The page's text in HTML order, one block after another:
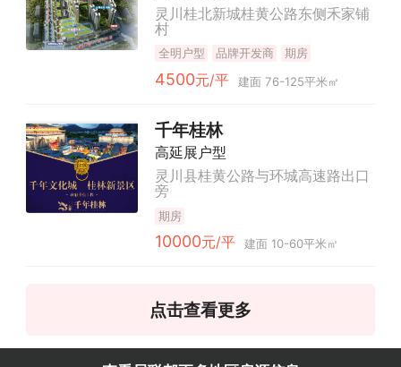
灵川桂北新城桂黄公路东侧禾家铺
村
全明户型 品牌开发商 期房
4500元/平 建面 76-125平米㎡
千年桂林
高延展户型
灵川县桂黄公路与环城高速路出口
旁
期房
10000元/平 建面 10-60平米㎡
点击查看更多